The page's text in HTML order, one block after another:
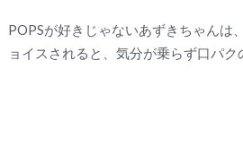
POPSが好きじゃないあずきちゃんは
ョイスされると、気分が乗らず口パク